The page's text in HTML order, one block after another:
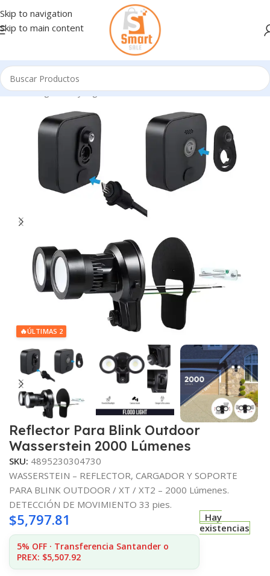
Skip to navigation
Skip to main content
Inicio/Seguridad y Vigilancia/ACCESORIOS DE SEGURIDAD
🔥ÚLTIMAS 2
Reflector Para Blink Outdoor
Wasserstein 2000 Lúmenes
SKU: 4895230304730
WASSERSTEIN – REFLECTOR, CARGADOR Y SOPORTE
PARA BLINK OUTDOOR / XT / XT2 – 2000 Lúmenes.
DETECCIÓN DE MOVIMIENTO 33 pies.
$5,797.81
5% OFF · Transferencia Santander o
PREX: $5,507.92
Hay
existencias